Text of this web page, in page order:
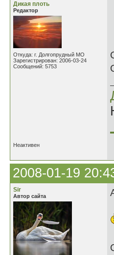
Дикая плоть
Редактор
Откуда: г. Долгопрудный МО
Зарегистрирован: 2006-03-24
Сообщений: 5753
Неактивен
2008-01-19
Sir
Автор сайта